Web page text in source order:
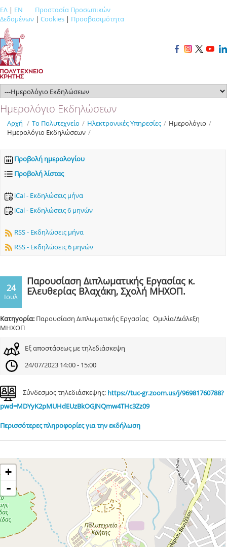
ΕΛ | EN
Προστασία Προσωπικών
Δεδομένων | Cookies | Προσβασιμότητα
Ημερολόγιο Εκδηλώσεων
Αρχή / Το Πολυτεχνείο / Ηλεκτρονικές Υπηρεσίες / Ημερολόγιο /
Ημερολόγιο Εκδηλώσεων /
Προβολή ημερολογίου
Προβολή λίστας
iCal - Εκδηλώσεις μήνα
iCal - Εκδηλώσεις 6 μηνών
RSS - Εκδηλώσεις μήνα
RSS - Εκδηλώσεις 6 μηνών
24
Ιουλ
Παρουσίαση Διπλωματικής Εργασίας κ.
Ελευθερίας Βλαχάκη, Σχολή ΜΗΧΟΠ.
Κατηγορία: Παρουσίαση Διπλωματικής Εργασίας Ομιλία/Διάλεξη
ΜΗΧΟΠ
Εξ αποστάσεως με τηλεδιάσκεψη
24/07/2023 14:00 - 15:00
Σύνδεσμος τηλεδιάσκεψης: https://tuc-gr.zoom.us/j/96981760788?
pwd=MDYyK2pMUHdEUzBkOGJNQmw4THc3Zz09
Περισσότερες πληροφορίες για την εκδήλωση
+
-